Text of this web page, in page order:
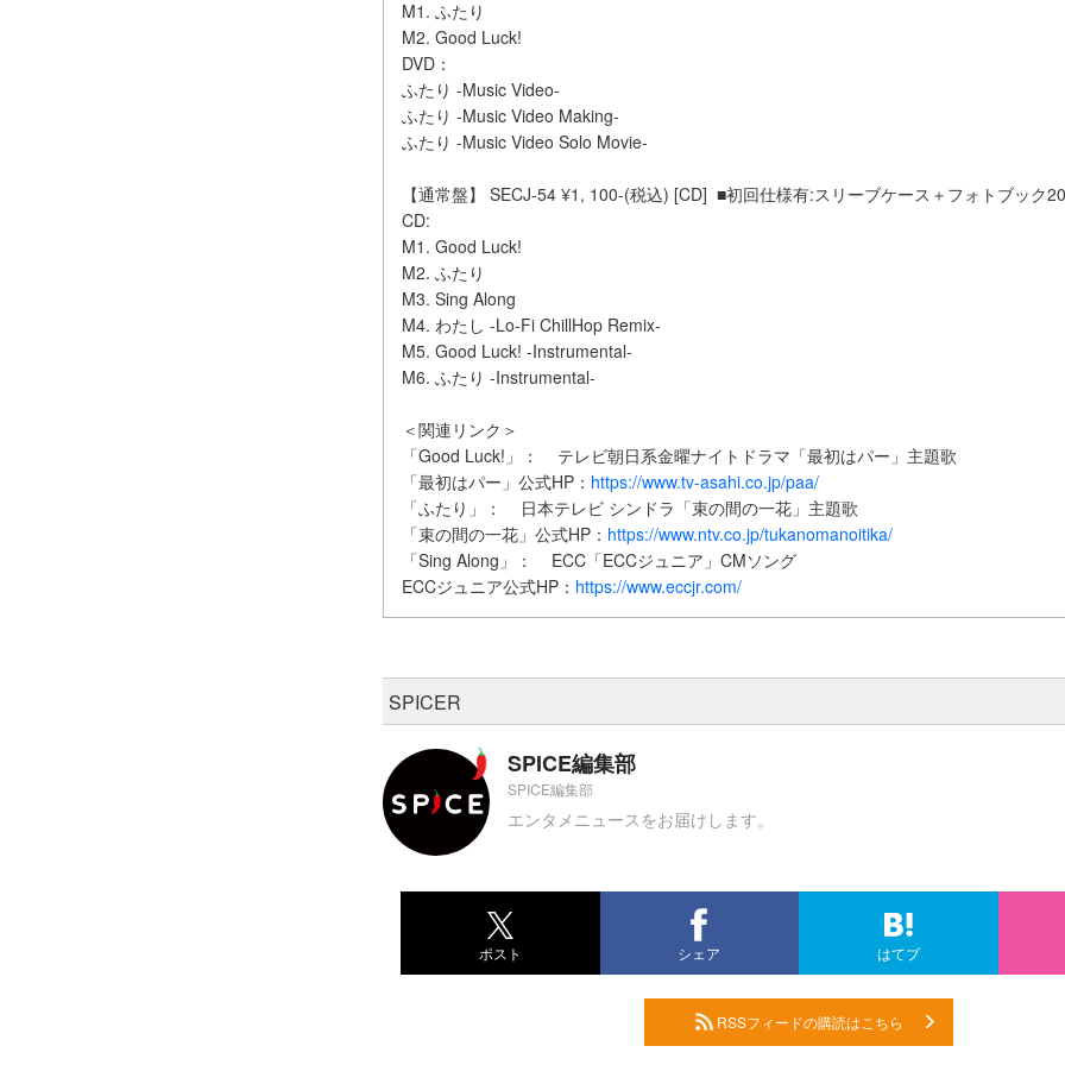
M1. ふたり
M2. Good Luck!
DVD：
ふたり -Music Video-
ふたり -Music Video Making-
ふたり -Music Video Solo Movie-
【通常盤】 SECJ-54 ¥1, 100-(税込) [CD] ■初回仕様有:スリーブケース＋フォトブック
CD:
M1. Good Luck!
M2. ふたり
M3. Sing Along
M4. わたし -Lo-Fi ChillHop Remix-
M5. Good Luck! -Instrumental-
M6. ふたり -Instrumental-
＜関連リンク＞
「Good Luck!」： テレビ朝日系金曜ナイトドラマ「最初はパー」主題歌
「最初はパー」公式HP： https://www.tv-asahi.co.jp/paa/
「ふたり」： 日本テレビ シンドラ「束の間の一花」主題歌
「束の間の一花」公式HP： https://www.ntv.co.jp/tukanomanoitika/
「Sing Along」： ECC「ECCジュニア」CMソング
ECCジュニア公式HP： https://www.eccjr.com/
SPICER
SPICE編集部
SPICE編集部
エンタメニュースをお届けします。
ポスト シェア はてブ
RSSフィードの購読はこちら